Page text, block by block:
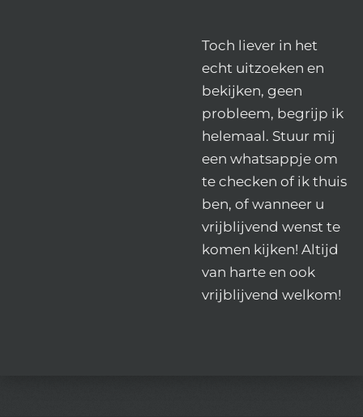
Toch liever in het
echt uitzoeken en
bekijken, geen
probleem, begrijp ik
helemaal. Stuur mij
een whatsappje om
te checken of ik thuis
ben, of wanneer u
vrijblijvend wenst te
komen kijken! Altijd
van harte en ook
vrijblijvend welkom!